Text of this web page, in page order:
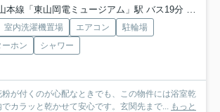
東山岡電ミュージアム」駅 バス19分 「四軒屋」 停歩3分
室内洗濯機置場 エアコン
駐輪場
ホン
シャワー
が付くのが心配なときでも、この物件には浴室乾
カラッと乾かせて安心です。玄関先まで... もっと